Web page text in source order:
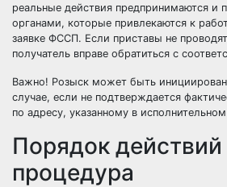
реальные действия предпринимаются и
органами, которые привлекаются к
заявке ФССП. Если приставы не
получатель вправе обратиться с
Важно! Розыск может быть
случае, если не подтверждается
по адресу, указанному в
Порядок действий
процедура